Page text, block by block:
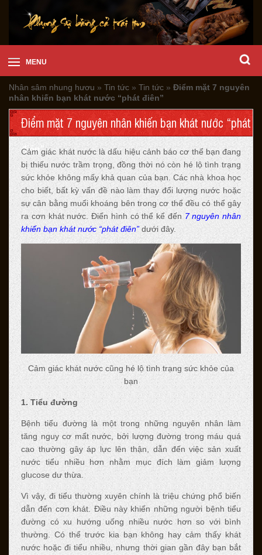
MENU
Nhân sâm nhung hươu » Tin tức » Tin tức » Điểm mặt 7 nguyên
nhân khiến bạn khát nước “phát điên”
Điểm mặt 7 nguyên nhân khiến bạn khát nước “phát
điên”
Cảm giác khát nước là dấu hiệu cảnh báo cơ thể bạn đang
bị thiếu nước trầm trọng, đồng thời nó còn hé lộ tình trạng
sức khỏe không mấy khả quan của bạn. Các nhà khoa học
cho biết, bất kỳ vấn đề nào làm thay đổi lượng nước hoặc
sự cân bằng muối khoáng bên trong cơ thể đều có thể gây
ra cơn khát nước. Điển hình có thể kể đến 7 nguyên nhân
khiến bạn khát nước “phát điên” dưới đây.
Cảm giác khát nước cũng hé lộ tình trạng sức khỏe của
bạn
1. Tiểu đường
Bệnh tiểu đường là một trong những nguyên nhân làm
tăng nguy cơ mất nước, bởi lượng đường trong máu quá
cao thường gây áp lực lên thận, dẫn đến việc sản xuất
nước tiểu nhiều hơn nhằm mục đích làm giảm lượng
glucose dư thừa.
Vì vậy, đi tiểu thường xuyên chính là triệu chứng phổ biến
dẫn đến cơn khát. Điều này khiến những người bệnh tiểu
đường có xu hướng uống nhiều nước hơn so với bình
thường. Có thể trước kia bạn không hay cảm thấy khát
nước hoặc đi tiểu nhiều, nhưng thời gian gần đây bạn bắt